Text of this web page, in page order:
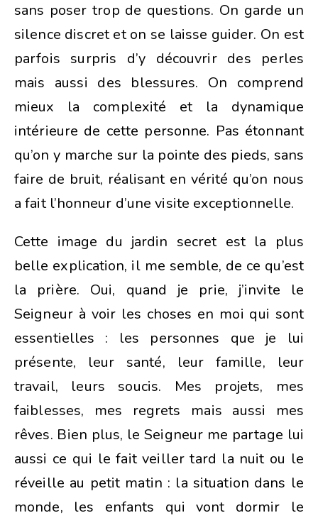
sans poser trop de questions. On garde un
silence discret et on se laisse guider. On est
parfois surpris d’y découvrir des perles
mais aussi des blessures. On comprend
mieux la complexité et la dynamique
intérieure de cette personne. Pas étonnant
qu’on y marche sur la pointe des pieds, sans
faire de bruit, réalisant en vérité qu’on nous
a fait l’honneur d’une visite exceptionnelle.
Cette image du jardin secret est la plus
belle explication, il me semble, de ce qu’est
la prière. Oui, quand je prie, j’invite le
Seigneur à voir les choses en moi qui sont
essentielles : les personnes que je lui
présente, leur santé, leur famille, leur
travail, leurs soucis. Mes projets, mes
faiblesses, mes regrets mais aussi mes
rêves. Bien plus, le Seigneur me partage lui
aussi ce qui le fait veiller tard la nuit ou le
réveille au petit matin : la situation dans le
monde, les enfants qui vont dormir le